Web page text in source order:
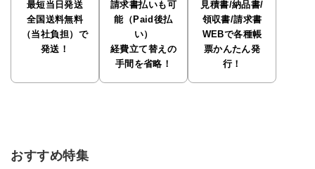
最短当日発送
全国送料無料
（当社負担）で
発送！
請求書払いも可
能（Paid後払
い）
経費立て替えの
手間を省略！
見積書/納品書/
領収書/請求書
WEBで各種帳
票かんたん発
行！
おすすめ特集